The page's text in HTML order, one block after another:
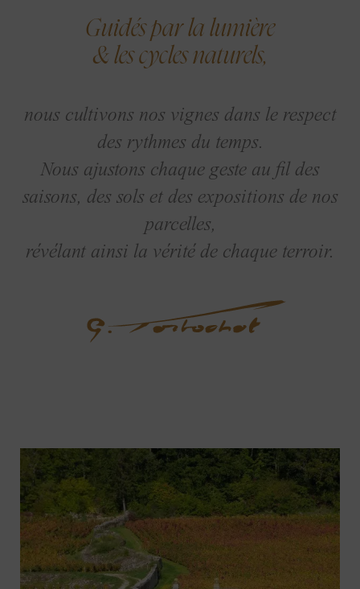
Guidés par la lumière
& les cycles naturels,
nous cultivons nos vignes dans le respect
des rythmes du temps.
Nous ajustons chaque geste au fil des
saisons, des sols et des expositions de nos
parcelles,
révélant ainsi la vérité de chaque terroir.